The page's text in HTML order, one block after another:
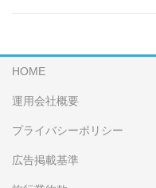
HOME
運用会社概要
プライバシーポリシー
広告掲載基準